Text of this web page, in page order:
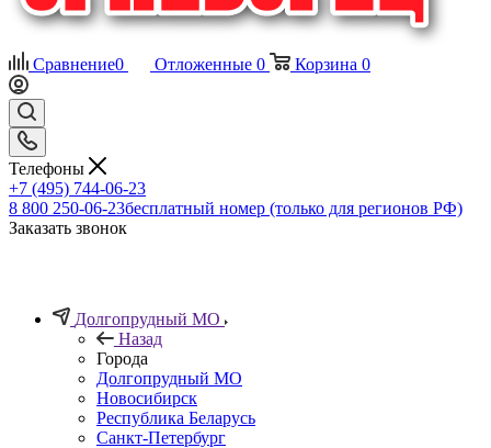
Сравнение0 Отложенные 0 Корзина 0
Телефоны
+7 (495) 744-06-23
8 800 250-06-23бесплатный номер (только для регионов РФ)
Заказать звонок
Долгопрудный МО
Назад
Города
Долгопрудный МО
Новосибирск
Республика Беларусь
Санкт-Петербург